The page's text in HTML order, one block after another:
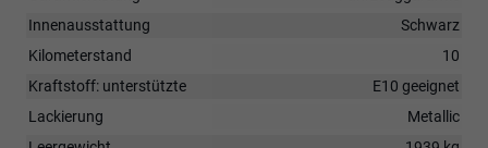
Innenausstattung
Schwarz
Kilometerstand
10
Kraftstoff: unterstützte
E10 geeignet
Lackierung
Metallic